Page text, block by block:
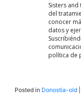
Sisters
del
conocer
datos y
política de
Posted in Donostia-old